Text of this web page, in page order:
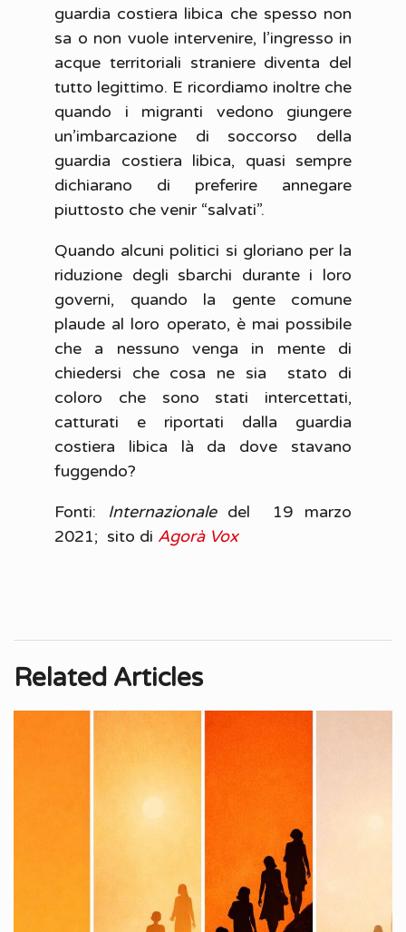
guardia costiera libica che spesso non
sa o non vuole intervenire, l’ingresso in
acque territoriali straniere diventa del
tutto legittimo. E ricordiamo inoltre che
quando i migranti vedono giungere
un’imbarcazione di soccorso della
guardia costiera libica, quasi sempre
dichiarano di preferire annegare
piuttosto che venir “salvati”.
Quando alcuni politici si gloriano per la
riduzione degli sbarchi durante i loro
governi, quando la gente comune
plaude al loro operato, è mai possibile
che a nessuno venga in mente di
chiedersi che cosa ne sia stato di
coloro che sono stati intercettati,
catturati e riportati dalla guardia
costiera libica là da dove stavano
fuggendo?
Fonti: Internazionaledel 19 marzo
2021; sito di Agorà Vox
Related Articles